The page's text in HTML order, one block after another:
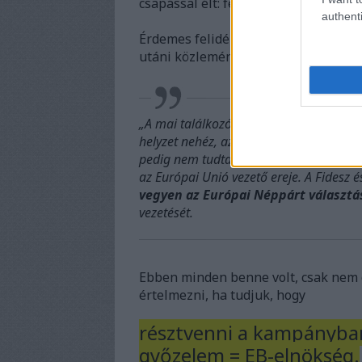
Érdemes felidézni Havasi Bertalan
utáni közleményét:
„A mai találkozó az egy év múlva
helyzet nehéz, az elmúlt évben az
pedig nem tudta megfékezni a
az Európai Unió vezető ereje. A Fidesz
vegyen az Európai Néppárt
vezetését.
Ebben minden benne volt, csak
értelmezni, ha tudjuk, hogy
résztvenni a
győzelem = EB-elnökség.